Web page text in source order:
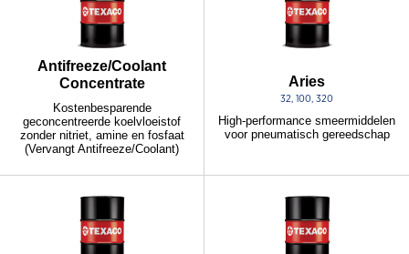
Antifreeze/Coolant
Concentrate
Kostenbesparende
geconcentreerde koelvloeistof
zonder nitriet, amine en fosfaat
(Vervangt Antifreeze/Coolant)
Aries
32, 100, 320
High-performance smeermiddelen
voor pneumatisch gereedschap